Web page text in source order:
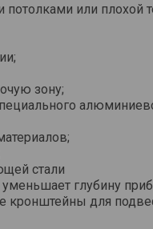
или плохой
зону;
стали
глубину
для